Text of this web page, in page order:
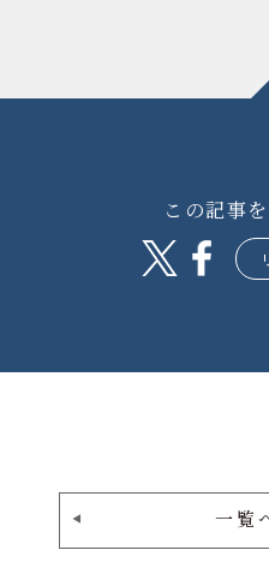
この記事
一覧